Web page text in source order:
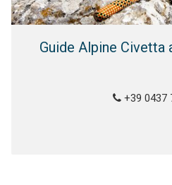
Guide Alpine Civetta
+39 0437